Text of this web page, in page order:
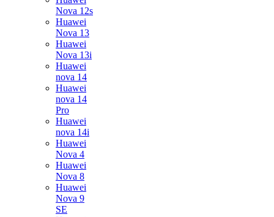
Nova 12s
Huawei
Nova 13
Huawei
Nova 13i
Huawei
nova 14
Huawei
nova 14
Pro
Huawei
nova 14i
Huawei
Nova 4
Huawei
Nova 8
Huawei
Nova 9
SE